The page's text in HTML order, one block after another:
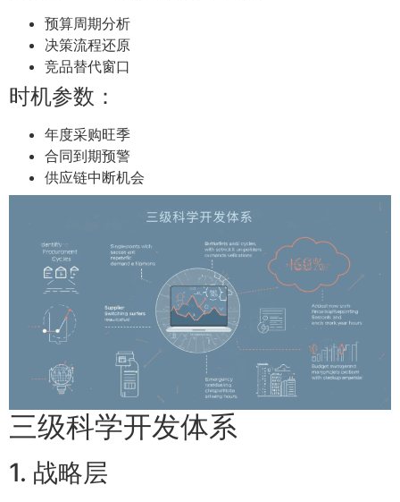
预算周期分析
决策流程还原
竞品替代窗口
时机参数：
年度采购旺季
合同到期预警
供应链中断机会
三级科学开发体系
1. 战略层